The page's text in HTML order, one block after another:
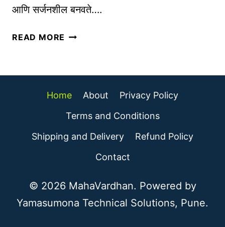
R
S
त
O
L
I
E
S
N
आणि सर्जनशील बनवते….
READ MORE कृ
बु
त्ता
णि
मे
Home About
Privacy Policy
Terms and Conditions
Shipping and Delivery
Refund Policy
Contact
© 2026 MahaVardhan. Powered by
Yamasumona Technical Solutions, Pune.